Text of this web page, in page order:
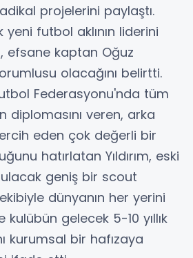
projelerini paylaştı.
futbol aklının liderini
efsane kaptan Oğuz
olacağını belirtti.
Federasyonu'nda tüm
diplomasını veren, arka
eden çok değerli bir
hatırlatan Yıldırım, eski
geniş bir scout
dünyanın her yerini
kulübün gelecek 5-10 yıllık
kurumsal bir hafızaya